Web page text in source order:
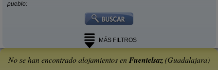
pueblo:
MÁS FILTROS
No se han encontrado alojamientos enFuentelsaz(Guadalajara)